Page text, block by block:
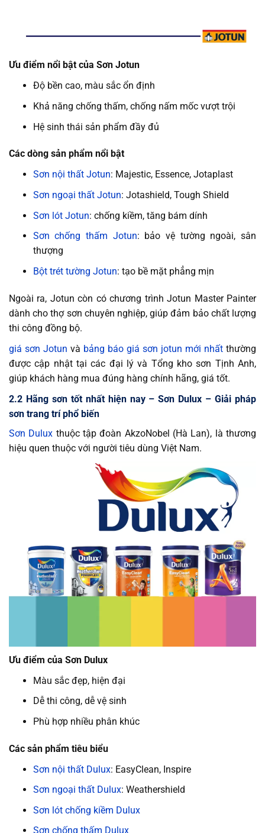
Ưu điểm nổi bật của Sơn Jotun
Độ bền cao, màu sắc ổn định
Khả năng chống thấm, chống nấm mốc vượt trội
Hệ sinh thái sản phẩm đầy đủ
Các dòng sản phẩm nổi bật
Sơn nội thất Jotun: Majestic, Essence, Jotaplast
Sơn ngoại thất Jotun: Jotashield, Tough Shield
Sơn lót Jotun: chống kiềm, tăng bám dính
Sơn chống thấm Jotun: bảo vệ tường ngoài, sân
thượng
Bột trét tường Jotun: tạo bề mặt phẳng mịn
Ngoài ra, Jotun còn có chương trình Jotun Master Painter
dành cho thợ sơn chuyên nghiệp, giúp đảm bảo chất lượng
thi công đồng bộ.
giá sơn Jotun và bảng báo giá sơn jotun mới nhất thường
được cập nhật tại các đại lý và Tổng kho sơn Tịnh Anh,
giúp khách hàng mua đúng hàng chính hãng, giá tốt.
2.2 Hãng sơn tốt nhất hiện nay – Sơn Dulux – Giải pháp
sơn trang trí phổ biến
Sơn Dulux thuộc tập đoàn AkzoNobel (Hà Lan), là thương
hiệu quen thuộc với người tiêu dùng Việt Nam.
Ưu điểm của Sơn Dulux
Màu sắc đẹp, hiện đại
Dễ thi công, dễ vệ sinh
Phù hợp nhiều phân khúc
Các sản phẩm tiêu biểu
Sơn nội thất Dulux: EasyClean, Inspire
Sơn ngoại thất Dulux: Weathershield
Sơn lót chống kiềm Dulux
Sơn chống thấm Dulux